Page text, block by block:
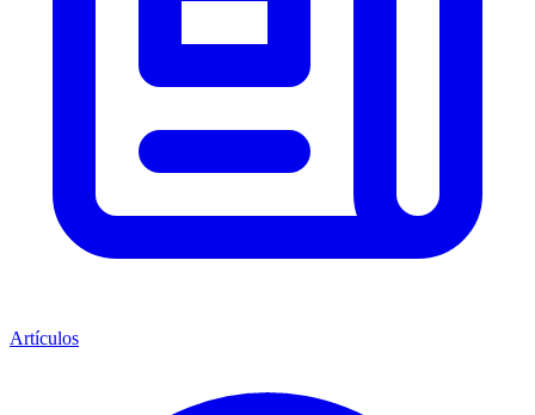
Artículos